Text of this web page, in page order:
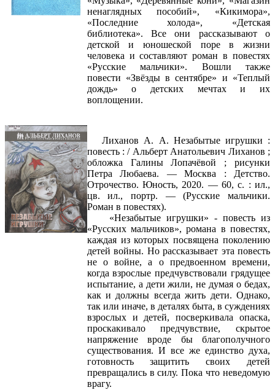
ненаглядных пособий», «Кикимора»,
«Последние холода», «Детская
библиотека». Все они рассказывают о
детской и юношеской поре в жизни
человека и составляют роман в повестях
«Русские мальчики». Вошли также
повести «Звёзды в сентябре» и «Теплый
дождь» о детских мечтах и их
воплощении.
Лиханов А. А. Незабытые игрушки :
повесть : / Альберт Анатольевич Лиханов ;
обложка Галины Лопачёвой ; рисунки
Петра Любаева. — Москва : Детство.
Отрочество. Юность, 2020. — 60, с. : ил.,
цв. ил., портр. — (Русские мальчики.
Роман в повестях).
«Незабытые игрушки» - повесть из
«Русских мальчиков», романа в повестях,
каждая из которых посвящена поколению
детей войны. Но рассказывает эта повесть
не о войне, а о предвоенном времени,
когда взрослые предчувствовали грядущее
испытание, а дети жили, не думая о бедах,
как и должны всегда жить дети. Однако,
так или иначе, в деталях быта, в суждениях
взрослых и детей, посверкивала опаска,
проскакивало предчувствие, скрытое
напряжение вроде бы благополучного
существования. И все же единство духа,
готовность защитить своих детей
превращались в силу. Пока что неведомую
врагу.